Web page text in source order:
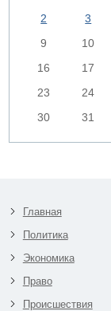
2
3
9
10
16
17
23
24
30
31
Главная
Политика
Экономика
Право
Происшествия